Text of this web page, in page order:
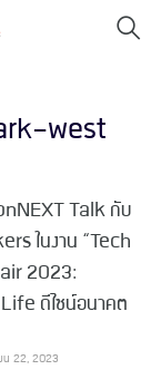
west
Talk กับ
ในงาน “Tech
2023:
ดีไซน์อนาคต
น 22, 2023